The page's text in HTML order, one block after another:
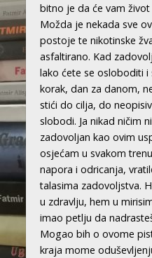
bitno je da će vam
Možda je nekada sve
postoje te nikotinske
asfaltirano. Kad
lako ćete se osloboditi
korak, dan za danom,
stići do cilja, do
slobodi. Ja nikad ničim
zadovoljan kao ovim
osjećam u svakom
napora i odricanja,
talasima zadovoljstva.
u zdravlju, hem u
imao petlju da
Mogao bih o ovome
kraja mome